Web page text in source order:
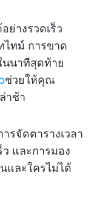
ย่างรวดเร็ว
ไทม์ การขาด
นนาทีสุดท้าย
ช่วยให้คุณ
าช้า
รจัดตารางเวลา
ว และการมอง
และใครไม่ได้